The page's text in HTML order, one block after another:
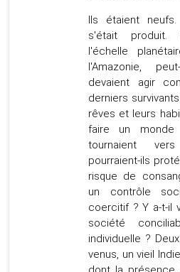
Ils étaient
s'était produit.
l'échelle
l'Amazonie,
devaient agir
derniers
rêves et leurs
faire un
tournaient
pourraient-ils
risque de
un contrôle
coercitif ? Y a-t-il
société
individuelle ?
venus, un vieil